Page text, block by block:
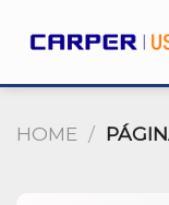
HOME /